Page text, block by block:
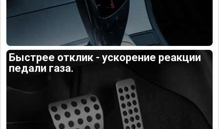
Быстрее отклик - ускорение реакции
педали газа.